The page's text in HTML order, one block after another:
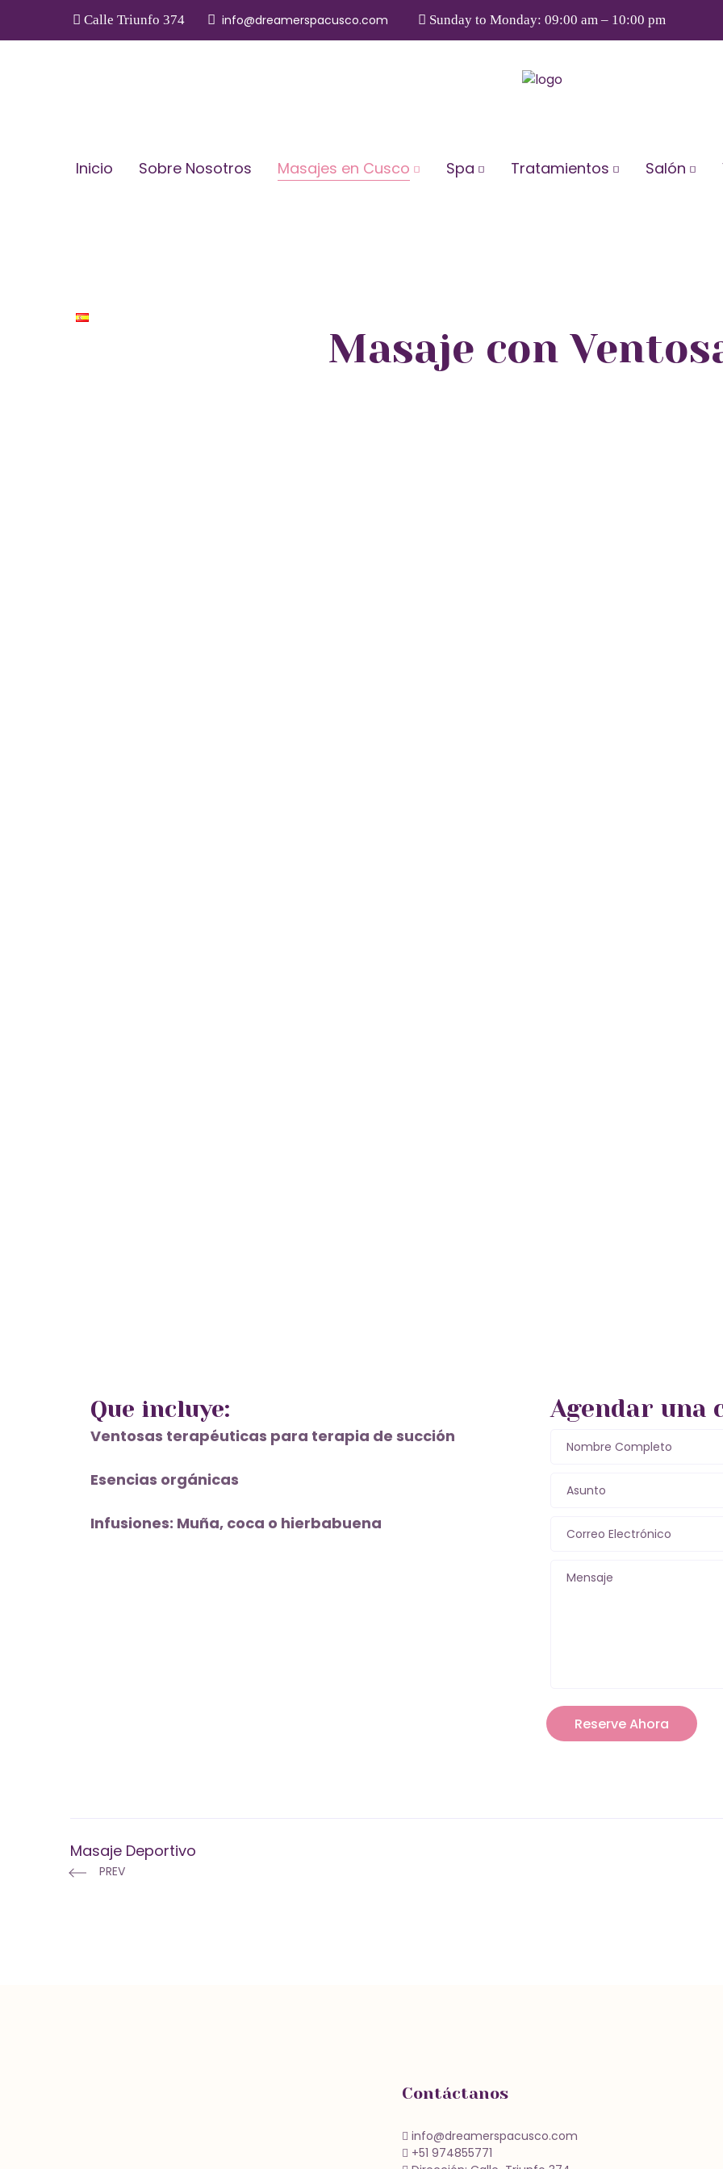
Calle Triunfo 374 info@dreamerspacusco.com Sunday to Monday: 09:00 am – 10:00 pm
Inicio Sobre Nosotros Masajes en Cusco Spa Tratamientos Salón
Masaje con
Que incluye:
Ventosas terapéuticas para terapia de succión
Esencias orgánicas
Infusiones: Muña, coca o hierbabuena
Agendar una
Nombre Completo
Asunto
Correo Electrónico
Mensaje
Masaje Deportivo
PREV
Contáctanos
info@dreamerspacusco.com
+51 974855771